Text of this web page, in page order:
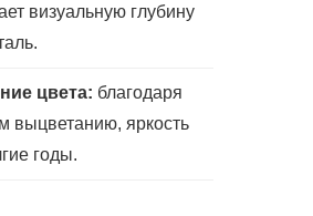
визуальную глубину
цвета: благодаря
выцветанию, яркость
годы.